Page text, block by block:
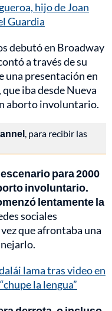
hijo de Joan
Guardia
debutó en Broadway
a través de su
una presentación en
iba desde Nueva
aborto involuntario.
, para recibir las
para 2000
involuntario.
lentamente la
sociales
que afrontaba una
lama tras video en
la lengua”